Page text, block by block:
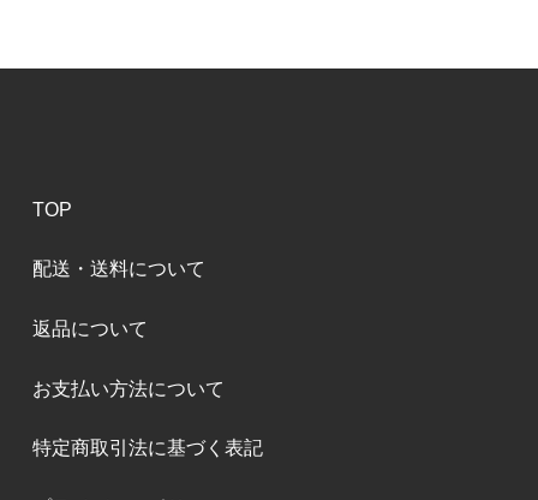
TOP
配送・送料について
返品について
お支払い方法について
特定商取引法に基づく表記